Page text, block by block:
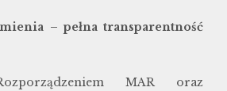
– pełna transparentność
MAR oraz